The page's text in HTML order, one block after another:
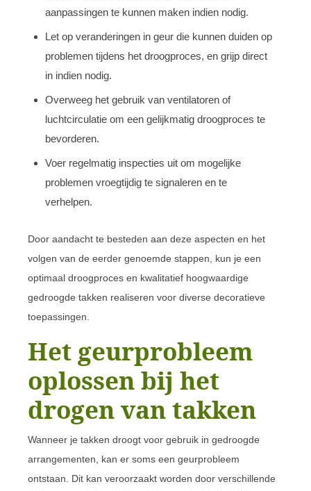
aanpassingen te kunnen maken indien nodig.
Let op veranderingen in geur die kunnen duiden op
problemen tijdens het droogproces, en grijp direct
in indien nodig.
Overweeg het gebruik van ventilatoren of
luchtcirculatie om een gelijkmatig droogproces te
bevorderen.
Voer regelmatig inspecties uit om mogelijke
problemen vroegtijdig te signaleren en te
verhelpen.
Door aandacht te besteden aan deze aspecten en het
volgen van de eerder genoemde stappen, kun je een
optimaal droogproces en kwalitatief hoogwaardige
gedroogde takken realiseren voor diverse decoratieve
toepassingen.
Het geurprobleem
oplossen bij het
drogen van takken
Wanneer je takken droogt voor gebruik in gedroogde
arrangementen, kan er soms een geurprobleem
ontstaan. Dit kan veroorzaakt worden door verschillende